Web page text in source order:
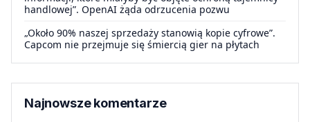
handlowej”. OpenAI żąda odrzucenia pozwu
„Około 90% naszej sprzedaży stanowią kopie cyfrowe”.
Capcom nie przejmuje się śmiercią gier na płytach
Najnowsze komentarze